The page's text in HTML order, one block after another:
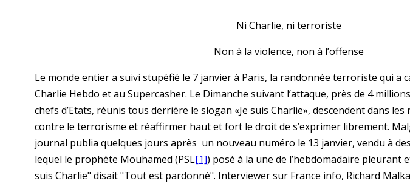
Ni Charlie, ni terroriste
Non à la violence, non à l’offense
Le monde entier a suivi stupéfié le 7 janvier à Paris, la randonnée terroriste qui a
Charlie Hebdo et au Supercasher. Le Dimanche suivant l’attaque, près de 4
chefs d’Etats, réunis tous derrière le slogan «Je suis Charlie», descendent dans
contre le terrorisme et réaffirmer haut et fort le droit de s’exprimer librement.
journal publia quelques jours après un nouveau numéro le 13 janvier, vendu à
lequel le prophète Mouhamed (PSL[1]) posé à la une de l’hebdomadaire pleurant
suis Charlie" disait "Tout est pardonné". Interviewer sur France info, Richard